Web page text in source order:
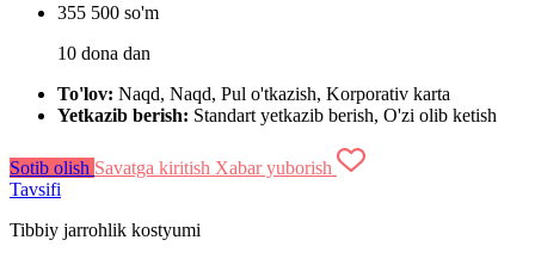
355 500 so'm
10 dona dan
To'lov: Naqd, Naqd, Pul o'tkazish, Korporativ karta
Yetkazib berish: Standart yetkazib berish, O'zi olib ketish
Sotib olish Savatga kiritish Xabar yuborish
Tavsifi
Tibbiy jarrohlik kostyumi